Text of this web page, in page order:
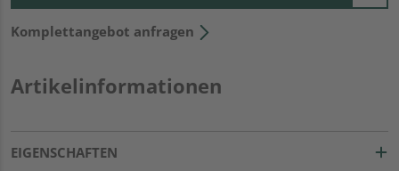
Komplettangebot anfragen
Artikelinformationen
EIGENSCHAFTEN